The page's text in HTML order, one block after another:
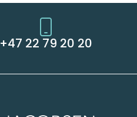
+47 22 79 20 20